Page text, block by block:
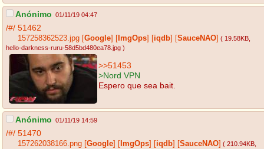
Anónimo 01/11/19 04:47
/#/ 51462
157258362523.jpg Google ImgOps iqdb SauceNAO ( 19.58KB
hello-darkness-ruru-58d5bd480ea78.jpg )
>>51453
>Nord VPN
Espero que sea bait.
Anónimo 01/11/19 14:59
/#/ 51470
157262038166.png Google ImgOps iqdb SauceNAO ( 210.94KB